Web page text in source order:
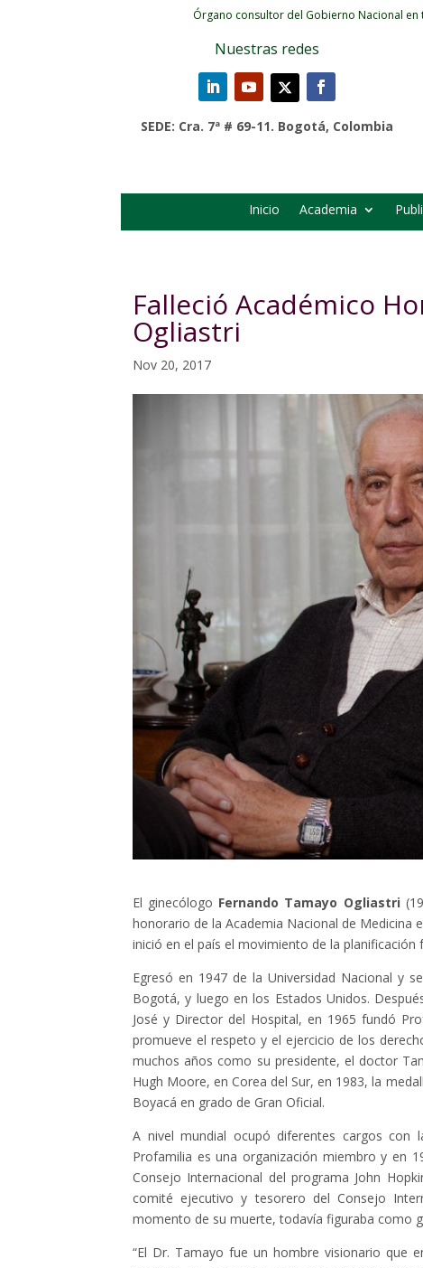
Órgano consultor del Gobierno Nacional
Nuestras redes
SEDE: Cra. 7ª # 69-11. Bogotá, Colombia
Inicio Academia
Falleció Académico
Ogliastri
Nov 20, 2017
El ginecólogo Fernando Tamayo Ogliastri
honorario de la Academia Nacional de Medicina
inició en el país el movimiento de la
Egresó en 1947 de la Universidad Nacional y
Bogotá, y luego en los Estados Unidos.
José y Director del Hospital, en 1965 fundó
promueve el respeto y el ejercicio de los
muchos años como su presidente, el doctor
Hugh Moore, en Corea del Sur, en 1983, la
Boyacá en grado de Gran Oficial.
A nivel mundial ocupó diferentes cargos con
Profamilia es una organización miembro y en
Consejo Internacional del programa John
comité ejecutivo y tesorero del Consejo
momento de su muerte, todavía figuraba como
“El Dr. Tamayo fue un hombre visionario que